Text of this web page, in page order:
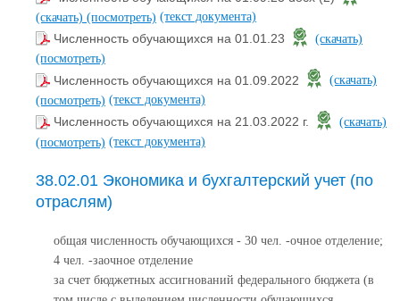
(скачать) (посмотреть) (текст документа)
Численность обучающихся на 01.01.23
(скачать)
(посмотреть)
Численность обучающихся на 01.09.2022
(скачать)
(посмотреть) (текст документа)
Численность обучающихся на 21.03.2022 г.
(скачать)
(посмотреть) (текст документа)
38.02.01 Экономика и бухгалтерский учет (по
отраслям)
общая численность обучающихся - 30 чел. -очное отделение;
4 чел. -заочное отделение
за счет бюджетных ассигнований федерального бюджета (в